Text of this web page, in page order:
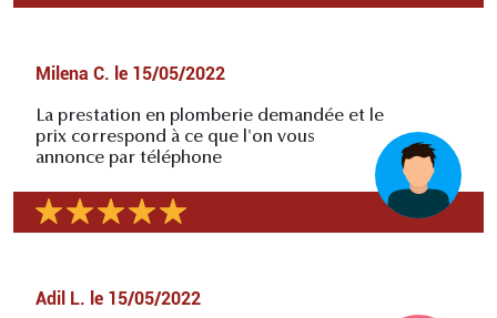
Milena C. le 15/05/2022
La prestation en plomberie demandée et le
prix correspond à ce que l'on vous
annonce par téléphone
Adil L. le 15/05/2022